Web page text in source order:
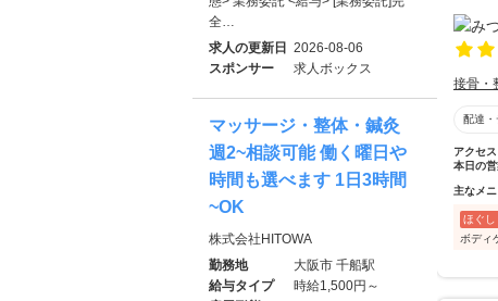
接骨・
配達・
アクセス
本日の
主なメ
ほぐし
ボディ
全…
求人の更新日 2026-08-06
スポンサー
求人ボックス
マッサージ・整体・鍼灸
週2~相談可能 働く曜日や
時間も選べます 1日3時間
~OK
株式会社HITOWA
勤務地
大阪市 千船駅
給与タイプ
時給1,500円～